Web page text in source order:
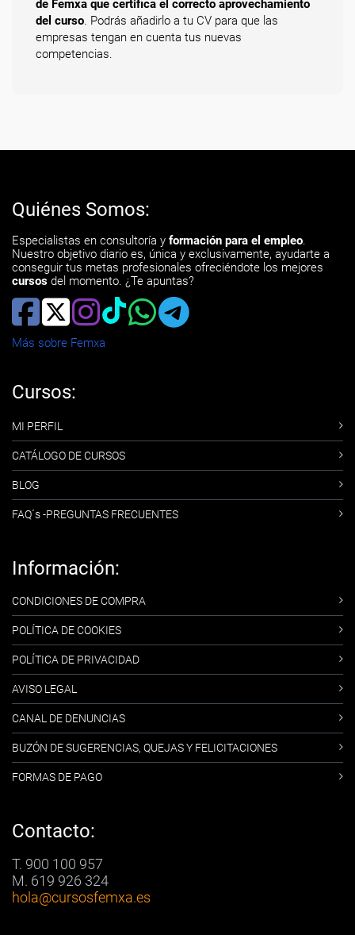
de Femxa que certifica el correcto aprovechamiento
del curso. Podrás añadirlo a tu CV para que las
empresas tengan en cuenta tus nuevas
competencias.
Quiénes Somos:
Especialistas en consultoría y formación para el empleo.
Nuestro objetivo diario es, única y exclusivamente, ayudarte a
conseguir tus metas profesionales ofreciéndote los mejores
cursos del momento. ¿Te apuntas?
Más sobre Femxa
Cursos:
MI PERFIL
CATÁLOGO DE CURSOS
BLOG
FAQ´s -PREGUNTAS FRECUENTES
Información:
CONDICIONES DE COMPRA
POLÍTICA DE COOKIES
POLÍTICA DE PRIVACIDAD
AVISO LEGAL
CANAL DE DENUNCIAS
BUZÓN DE SUGERENCIAS, QUEJAS Y FELICITACIONES
FORMAS DE PAGO
Contacto:
T. 900 100 957
M. 619 926 324
hola@cursosfemxa.es